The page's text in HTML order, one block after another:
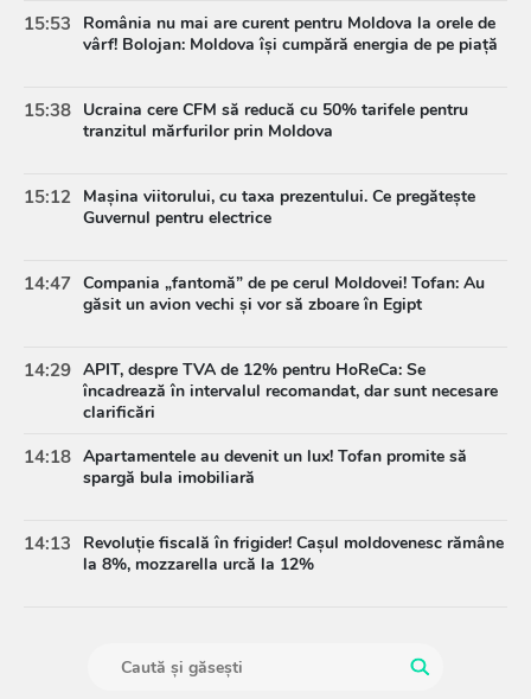
15:53
România nu mai are curent pentru Moldova la orele de
vârf! Bolojan: Moldova își cumpără energia de pe piață
15:38 Ucraina cere CFM să reducă cu 50% tarifele pentru
tranzitul mărfurilor prin Moldova
15:12 Mașina viitorului, cu taxa prezentului. Ce pregătește
Guvernul pentru electrice
14:47 Compania „fantomă” de pe cerul Moldovei! Tofan: Au
găsit un avion vechi și vor să zboare în Egipt
14:29 APIT, despre TVA de 12% pentru HoReCa: Se
încadrează în intervalul recomandat, dar sunt necesare
clarificări
14:18 Apartamentele au devenit un lux! Tofan promite să
spargă bula imobiliară
14:13
Revoluție fiscală în frigider! Cașul moldovenesc rămâne
la 8%, mozzarella urcă la 12%